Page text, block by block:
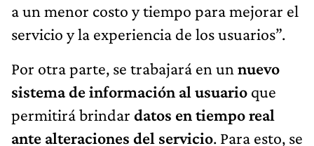
a un menor costo y tiempo para mejorar el
servicio y la experiencia de los usuarios”.
Por otra parte, se trabajará en un nuevo
sistema de información al usuario que
permitirá brindar datos en tiempo real
ante alteraciones del servicio. Para esto, se